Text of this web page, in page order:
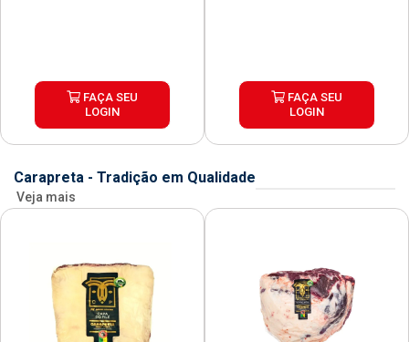
FAÇA SEU
LOGIN
FAÇA SEU
LOGIN
Carapreta - Tradição em Qualidade
Veja mais